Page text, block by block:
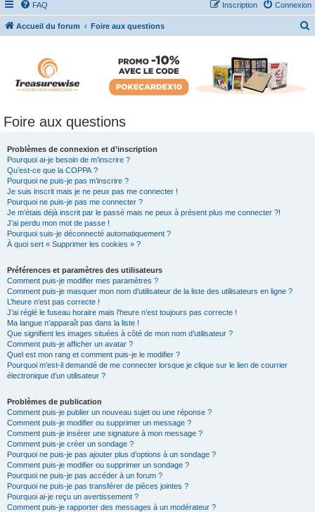
FAQ Connexion
Inscription
Accueil du forum Foire aux questions
Foire aux questions
Problèmes de connexion et d’inscription
Pourquoi ai-je besoin de m’inscrire ?
Qu’est-ce que la COPPA ?
Pourquoi ne puis-je pas m’inscrire ?
Je suis inscrit mais je ne peux pas me connecter !
Pourquoi ne puis-je pas me connecter ?
Je m’étais déjà inscrit par le passé mais ne peux à présent plus me connecter ?!
J’ai perdu mon mot de passe !
Pourquoi suis-je déconnecté automatiquement ?
À quoi sert « Supprimer les cookies » ?
Préférences et paramètres des utilisateurs
Comment puis-je modifier mes paramètres ?
Comment puis-je masquer mon nom d’utilisateur de la liste des utilisateurs en ligne ?
L’heure n’est pas correcte !
J’ai réglé le fuseau horaire mais l’heure n’est toujours pas correcte !
Ma langue n’apparaît pas dans la liste !
Que signifient les images situées à côté de mon nom d’utilisateur ?
Comment puis-je afficher un avatar ?
Quel est mon rang et comment puis-je le modifier ?
Pourquoi m’est-il demandé de me connecter lorsque je clique sur le lien de courrier
électronique d’un utilisateur ?
Problèmes de publication
Comment puis-je publier un nouveau sujet ou une réponse ?
Comment puis-je modifier ou supprimer un message ?
Comment puis-je insérer une signature à mon message ?
Comment puis-je créer un sondage ?
Pourquoi ne puis-je pas ajouter plus d’options à un sondage ?
Comment puis-je modifier ou supprimer un sondage ?
Pourquoi ne puis-je pas accéder à un forum ?
Pourquoi ne puis-je pas transférer de pièces jointes ?
Pourquoi ai-je reçu un avertissement ?
Comment puis-je rapporter des messages à un modérateur ?